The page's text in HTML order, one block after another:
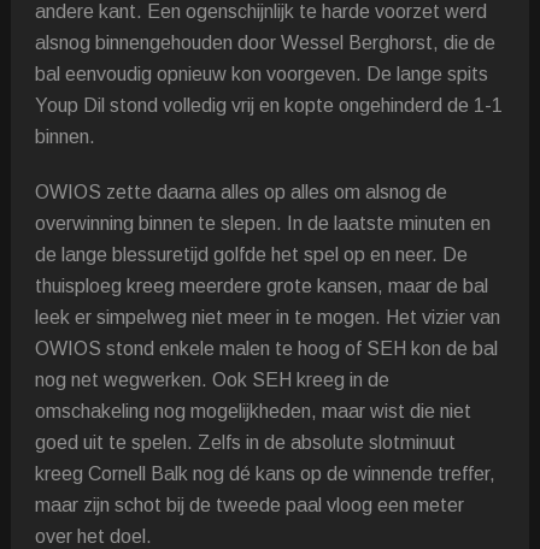
andere kant. Een ogenschijnlijk te harde voorzet werd
alsnog binnengehouden door Wessel Berghorst, die de
bal eenvoudig opnieuw kon voorgeven. De lange spits
Youp Dil stond volledig vrij en kopte ongehinderd de 1-1
binnen.
OWIOS zette daarna alles op alles om alsnog de
overwinning binnen te slepen. In de laatste minuten en
de lange blessuretijd golfde het spel op en neer. De
thuisploeg kreeg meerdere grote kansen, maar de bal
leek er simpelweg niet meer in te mogen. Het vizier van
OWIOS stond enkele malen te hoog of SEH kon de bal
nog net wegwerken. Ook SEH kreeg in de
omschakeling nog mogelijkheden, maar wist die niet
goed uit te spelen. Zelfs in de absolute slotminuut
kreeg Cornell Balk nog dé kans op de winnende treffer,
maar zijn schot bij de tweede paal vloog een meter
over het doel.